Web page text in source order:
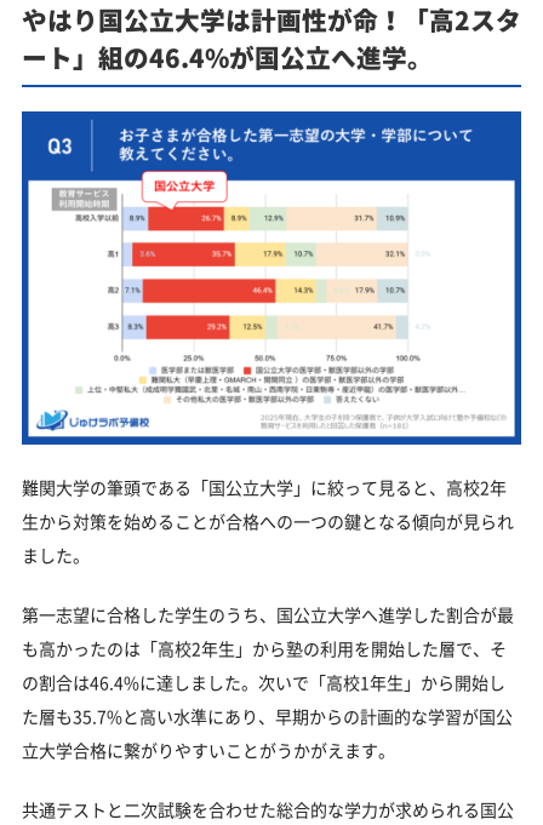
​​やはり国公立大学は計画性が命！「高2スタ
ート」組の46.4%が国公立へ進学。
難関大学の筆頭である「国公立大学」に絞って見ると、高校2年
生から対策を始めることが合格への一つの鍵となる傾向が見られ
ました。
第一志望に合格した学生のうち、国公立大学へ進学した割合が最
も高かったのは「高校2年生」から塾の利用を開始した層で、そ
の割合は46.4%に達しました。次いで「高校1年生」から開始し
た層も35.7%と高い水準にあり、早期からの計画的な学習が国公
立大学合格に繋がりやすいことがうかがえます。
共通テストと二次試験を合わせた総合的な学力が求められる国公